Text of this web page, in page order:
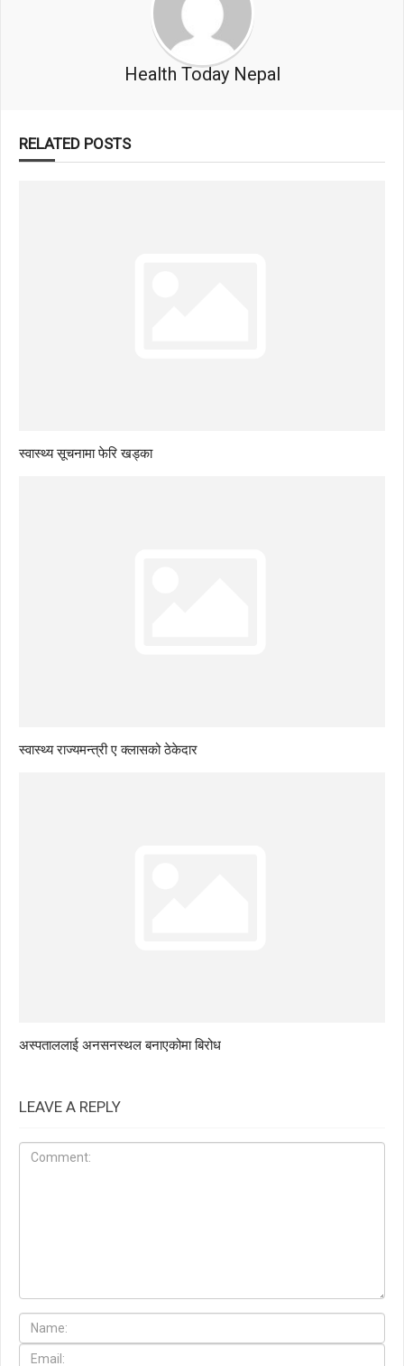
Health Today Nepal
RELATED POSTS
स्वास्थ्य सूचनामा फेरि खड्का
स्वास्थ्य राज्यमन्त्री ए क्लासको ठेकेदार
अस्पताललाई अनसनस्थल बनाएकोमा बिरोध
LEAVE A REPLY